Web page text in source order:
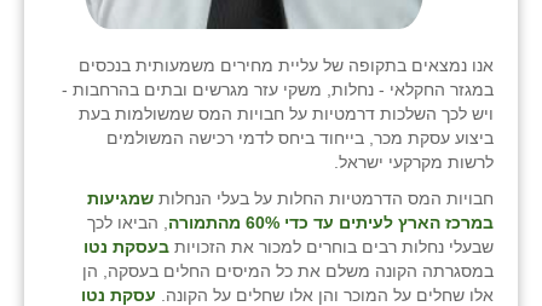
אנו נמצאים בתקופה של עליית מחירים משמעותית בנכסים
במגזר החקלאי - נחלות, משקי עזר מגרשים ובתים בהרחבות -
ויש לכך השלכות דרמטיות על חבויות המס שמשולמות בעת
ביצוע עסקת מכר, בייחוד ביחס לדמי רכישה המשולמים
לרשות מקרקעי ישראל.
חבויות המס הדרמטיות החלות על בעלי הנחלות שמגיעות
במרכז הארץ לעיתים עד כדי 60% מהתמורה
, הביאו לכך
שבעלי נחלות רבים בוחרים למכור את הזכויות בעסקת נטו
במסגרתה הקונה משלם את כל המיסים החלים בעסקה, הן
אלו שחלים על המוכר והן אלו שחלים על הקונה. עסקת נטו